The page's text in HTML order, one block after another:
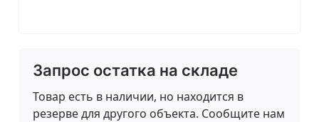
Запрос остатка на складе
Товар есть в наличии, но находится в
резерве для другого объекта. Сообщите нам